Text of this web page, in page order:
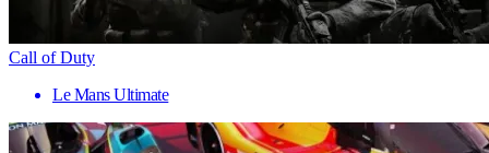
Call of Duty
Le Mans Ultimate